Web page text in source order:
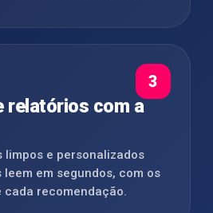
3
relatórios com a
limpos e personalizados
em segundos, com os
cada recomendação.